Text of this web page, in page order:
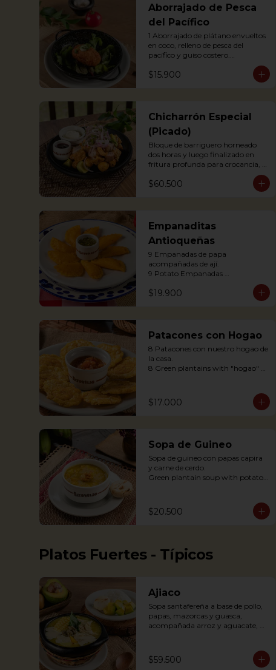
Aborrajado de Pesca
del Pacífico
1 Aborrajado de plátano envueltos
en coco, relleno de pesca del
pacífico y guiso costero.
Dorado o Bravo
1 Plantain adornment wrapped in
$15.900
Chicharrón Especial
(Picado)
Bloque de barriguero horneado
dos horas y luego finalizado en
fritura profunda para crocancia,
acompañado de papitas criollas,
cebolla acevichada y reducción de
crispy crunchiness, accompanied
by creole potatoes, onion and
agras reduction.
$60.500
Empanaditas
Antioqueñas
9 Empanadas de papa
acompañadas de ají.
9 Potato Empanadas
$19.900
Patacones con Hogao
8 Patacones con nuestro hogao de
la casa.
8 Green plantains with "hogao"
$17.000
Sopa de Guineo
Sopa de guineo con papas capira
y carne de cerdo.
Green plantain soup with potato
$20.500
Platos Fuertes - Típicos
Ajiaco
Sopa santafereña a base de pollo,
papas, mazorcas y guasca,
acompañada arroz y aguacate,
An Ajiaco is Bogota’s chicken and
potato soup with corn on the cob
$59.500